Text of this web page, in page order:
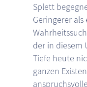
Splett
Geringerer
der in diesem
Tiefe heute
ganzen